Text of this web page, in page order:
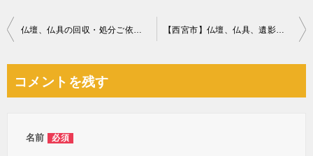
投
ビ
仏壇、仏具の回収・処分ご依頼 お客様の声 【西宮市】仏壇、仏具、遺影の回収・処分ご依頼 お客様の声
コメントを残す
名前 必須